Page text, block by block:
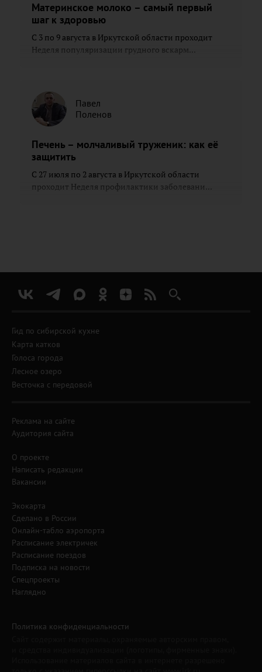
Материнское молоко – самый первый
шаг к здоровью
С 3 по 9 августа в Иркутской области проходит
Неделя популяризации грудного вскарм...
Павел
Поленов
Печень – молчаливый труженик: как её
защитить
С 27 июля по 2 августа в Иркутской области
проходит Неделя профилактики заболевани...
Гид по сибирской кухне
Карта катков
Голоса города
Лесное озеро
Весточка с передовой
Реклама на сайте
Аудитория сайта
О проекте
Написать редакции
Вакансии
Экокарта
Сделано в России
Онлайн-табло аэропорта
Расписание электричек
Расписание поездов
Подписка на новости
Спецпроекты
Наглядно
Политика конфиденциальности